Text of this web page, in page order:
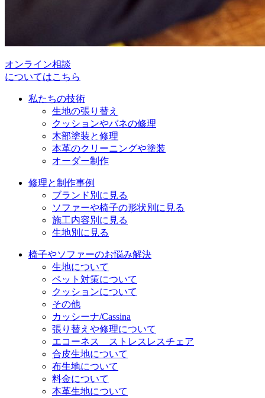
オンライン相談
についてはこちら
私たちの技術
生地の張り替え
クッションやバネの修理
木部塗装と修理
本革のクリーニングや塗装
オーダー制作
修理と制作事例
ブランド別に見る
ソファーや椅子の形状別に見る
施工内容別に見る
生地別に見る
椅子やソファーのお悩み解決
生地について
ペット対策について
クッションについて
その他
カッシーナ/Cassina
張り替えや修理について
エコーネス ストレスレスチェア
合皮生地について
布生地について
料金について
本革生地について